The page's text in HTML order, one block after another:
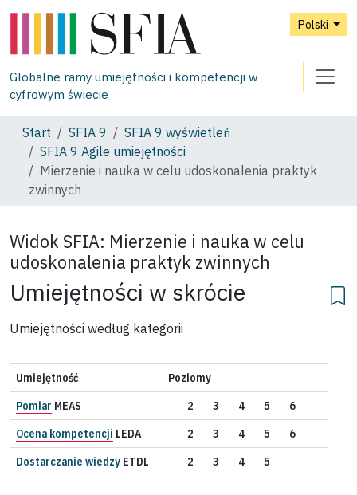
Polski
Globalne ramy umiejętności i kompetencji w
cyfrowym świecie
Start SFIA 9
SFIA 9 wyświetleń
SFIA 9 Agile umiejętności
Mierzenie i nauka w celu udoskonalenia praktyk
zwinnych
Widok SFIA: Mierzenie i nauka w celu
udoskonalenia praktyk zwinnych
Umiejętności w skrócie
Umiejętności według kategorii
Umiejętność
Poziomy
Pomiar MEAS 2 3 4 5
6
Ocena kompetencji LEDA 2 3 4 5
6
Dostarczanie wiedzy ETDL 2 3 4 5